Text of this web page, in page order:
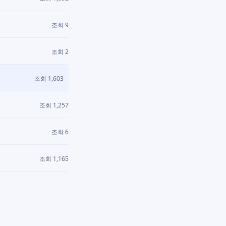
조회 9
조회 2
조회 1,603
조회 1,257
조회 6
조회 1,165